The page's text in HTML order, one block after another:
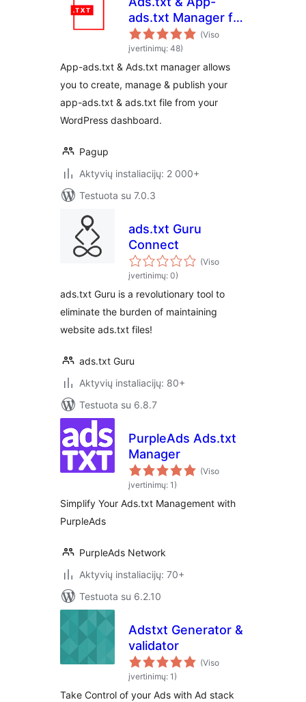
ads.txt Manager for
WordPress
(Viso
įvertinimų: 48)
App-ads.txt & Ads.txt manager allows
you to create, manage & publish your
app-ads.txt & ads.txt file from your
WordPress dashboard.
Pagup
Aktyvių instaliacijų: 2 000+
Testuota su 7.0.3
ads.txt Guru
Connect
(Viso
įvertinimų: 0)
ads.txt Guru is a revolutionary tool to
eliminate the burden of maintaining
website ads.txt files!
ads.txt Guru
Aktyvių instaliacijų: 80+
Testuota su 6.8.7
PurpleAds Ads.txt
Manager
(Viso
įvertinimų: 1)
Simplify Your Ads.txt Management with
PurpleAds
PurpleAds Network
Aktyvių instaliacijų: 70+
Testuota su 6.2.10
Adstxt Generator &
validator
(Viso
įvertinimų: 1)
Take Control of your Ads with Ad stack